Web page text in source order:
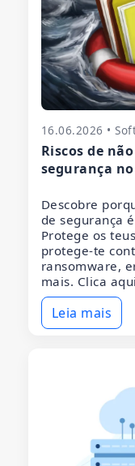
16.06.2026 •
Riscos de
segurança
Descobre
de segurança
Protege os
protege-te
ransomware,
mais. Clica
Leia mais